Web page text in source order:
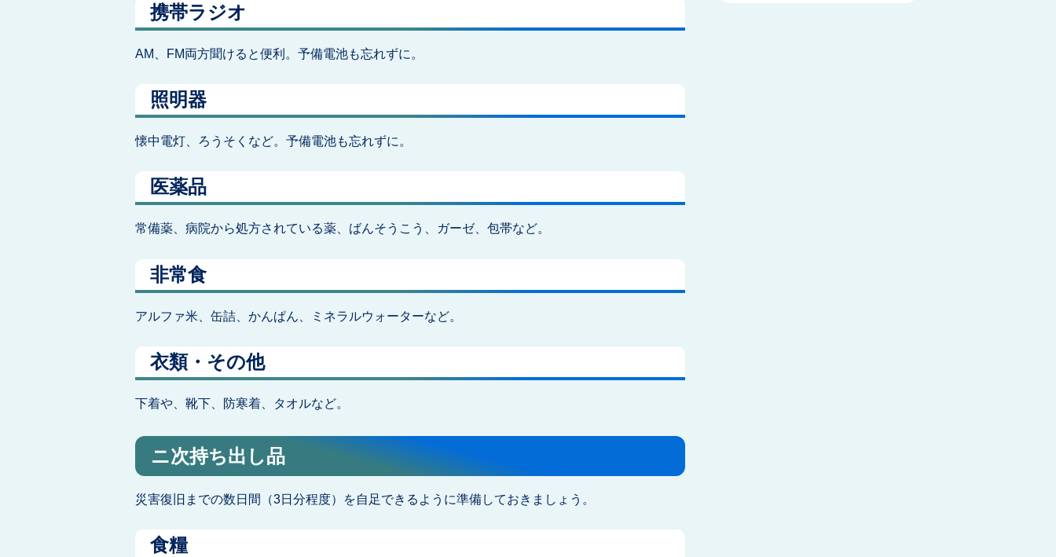
携帯ラジオ
AM、FM両方聞けると便利。予備電池も忘れずに。
照明器
懐中電灯、ろうそくなど。予備電池も忘れずに。
医薬品
常備薬、病院から処方されている薬、ばんそうこう、ガーゼ、包帯など。
非常食
アルファ米、缶詰、かんぱん、ミネラルウォーターなど。
衣類・その他
下着や、靴下、防寒着、タオルなど。
ニ次持ち出し品
災害復旧までの数日間（3日分程度）を自足できるように準備しておきましょう。
食糧